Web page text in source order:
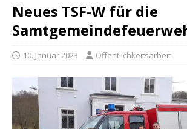
Neues TSF-W für die
10. Januar 2023 Öffentlichkeitsarbeit